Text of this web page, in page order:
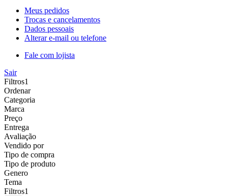
Meus pedidos
Trocas e cancelamentos
Dados pessoais
Alterar e-mail ou telefone
Fale com lojista
Sair
Filtros1
Ordenar
Categoria
Marca
Preço
Entrega
Avaliação
Vendido por
Tipo de compra
Tipo de produto
Genero
Tema
Filtros1